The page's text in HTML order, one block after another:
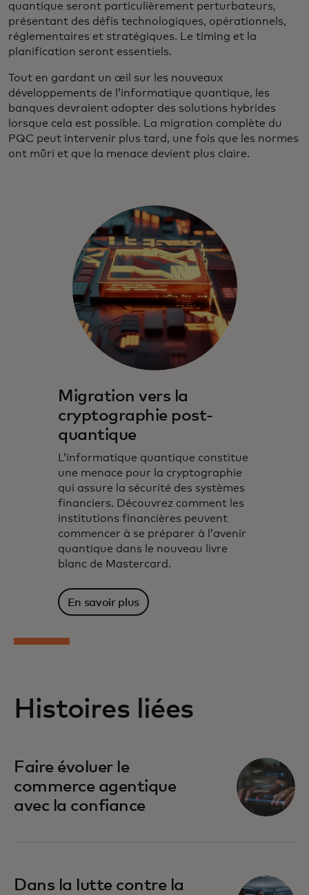
quantique seront particulièrement perturbateurs,
présentant des défis technologiques, opérationnels,
réglementaires et stratégiques. Le timing et la
planification seront essentiels.
Tout en gardant un œil sur les nouveaux
développements de l’informatique quantique, les
banques devraient adopter des solutions hybrides
lorsque cela est possible. La migration complète du
PQC peut intervenir plus tard, une fois que les normes
ont mûri et que la menace devient plus claire.
Migration vers la
cryptographie post-
quantique
L’informatique quantique constitue
une menace pour la cryptographie
qui assure la sécurité des systèmes
financiers. Découvrez comment les
institutions financières peuvent
commencer à se préparer à l’avenir
quantique dans le nouveau livre
blanc de Mastercard.
En savoir plus
Histoires liées
Faire évoluer le
commerce agentique
avec la confiance
Dans la lutte contre la